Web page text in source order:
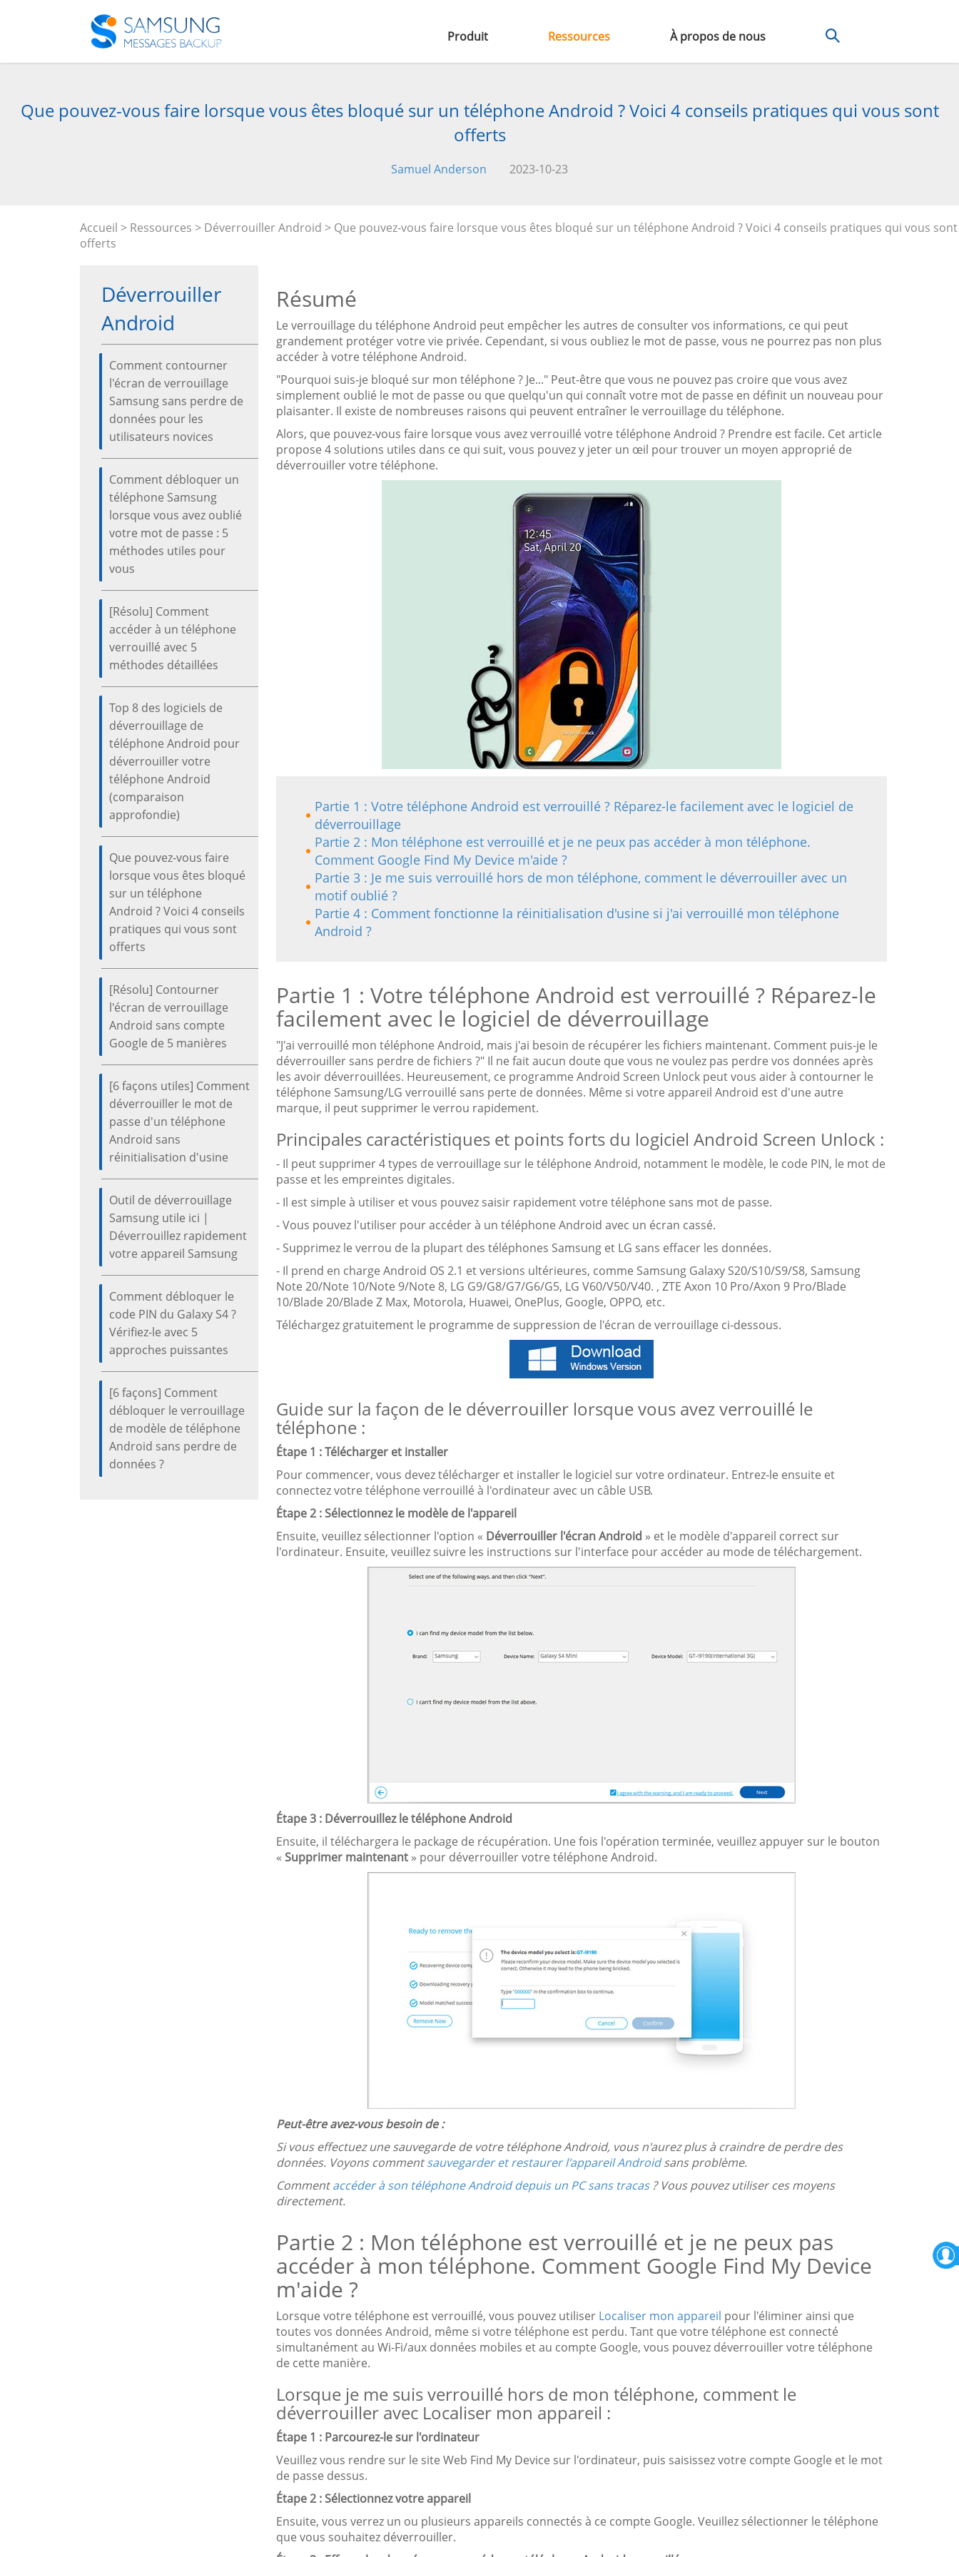
Produit Ressources À propos de nous
Que pouvez-vous faire lorsque vous êtes bloqué sur un téléphone Android ? Voici 4 conseils pratiques qui vous sont
offerts
Samuel Anderson 2023-10-23
Accueil > Ressources > Déverrouiller Android > Que pouvez-vous faire lorsque vous êtes bloqué sur un téléphone Android ? Voici 4 conseils pratiques qui vous sont
offerts
Déverrouiller
Android
Comment contourner
l'écran de verrouillage
Samsung sans perdre de
données pour les
utilisateurs novices
Comment débloquer un
téléphone Samsung
lorsque vous avez oublié
votre mot de passe : 5
méthodes utiles pour
vous
[Résolu] Comment
accéder à un téléphone
verrouillé avec 5
méthodes détaillées
Top 8 des logiciels de
déverrouillage de
téléphone Android pour
déverrouiller votre
téléphone Android
(comparaison
approfondie)
Que pouvez-vous faire
lorsque vous êtes bloqué
sur un téléphone
Android ? Voici 4 conseils
pratiques qui vous sont
offerts
[Résolu] Contourner
l'écran de verrouillage
Android sans compte
Google de 5 manières
[6 façons utiles] Comment
déverrouiller le mot de
passe d'un téléphone
Android sans
réinitialisation d'usine
Outil de déverrouillage
Samsung utile ici |
Déverrouillez rapidement
votre appareil Samsung
Comment débloquer le
code PIN du Galaxy S4 ?
Vérifiez-le avec 5
approches puissantes
[6 façons] Comment
débloquer le verrouillage
de modèle de téléphone
Android sans perdre de
données ?
Résumé
Le verrouillage du téléphone Android peut empêcher les autres de consulter vos informations, ce qui peut
grandement protéger votre vie privée. Cependant, si vous oubliez le mot de passe, vous ne pourrez pas non plus
accéder à votre téléphone Android.
"Pourquoi suis-je bloqué sur mon téléphone ? Je..." Peut-être que vous ne pouvez pas croire que vous avez
simplement oublié le mot de passe ou que quelqu'un qui connaît votre mot de passe en définit un nouveau pour
plaisanter. Il existe de nombreuses raisons qui peuvent entraîner le verrouillage du téléphone.
Alors, que pouvez-vous faire lorsque vous avez verrouillé votre téléphone Android ? Prendre est facile. Cet article
propose 4 solutions utiles dans ce qui suit, vous pouvez y jeter un œil pour trouver un moyen approprié de
déverrouiller votre téléphone.
Partie 1 : Votre téléphone Android est verrouillé ? Réparez-le facilement avec le logiciel de
déverrouillage
Partie 2 : Mon téléphone est verrouillé et je ne peux pas accéder à mon téléphone.
Comment Google Find My Device m'aide ?
Partie 3 : Je me suis verrouillé hors de mon téléphone, comment le déverrouiller avec un
motif oublié ?
Partie 4 : Comment fonctionne la réinitialisation d'usine si j'ai verrouillé mon téléphone
Android ?
Partie 1 : Votre téléphone Android est verrouillé ? Réparez-le
facilement avec le logiciel de déverrouillage
"J'ai verrouillé mon téléphone Android, mais j'ai besoin de récupérer les fichiers maintenant. Comment puis-je le
déverrouiller sans perdre de fichiers ?" Il ne fait aucun doute que vous ne voulez pas perdre vos données après
les avoir déverrouillées. Heureusement, ce programme Android Screen Unlock peut vous aider à contourner le
téléphone Samsung/LG verrouillé sans perte de données. Même si votre appareil Android est d'une autre
marque, il peut supprimer le verrou rapidement.
Principales caractéristiques et points forts du logiciel Android Screen Unlock :
- Il peut supprimer 4 types de verrouillage sur le téléphone Android, notamment le modèle, le code PIN, le mot de
passe et les empreintes digitales.
- Il est simple à utiliser et vous pouvez saisir rapidement votre téléphone sans mot de passe.
- Vous pouvez l'utiliser pour accéder à un téléphone Android avec un écran cassé.
- Supprimez le verrou de la plupart des téléphones Samsung et LG sans effacer les données.
- Il prend en charge Android OS 2.1 et versions ultérieures, comme Samsung Galaxy S20/S10/S9/S8, Samsung
Note 20/Note 10/Note 9/Note 8, LG G9/G8/G7/G6/G5, LG V60/V50/V40. , ZTE Axon 10 Pro/Axon 9 Pro/Blade
10/Blade 20/Blade Z Max, Motorola, Huawei, OnePlus, Google, OPPO, etc.
Téléchargez gratuitement le programme de suppression de l'écran de verrouillage ci-dessous.
Guide sur la façon de le déverrouiller lorsque vous avez verrouillé le
téléphone :
Étape 1 : Télécharger et installer
Pour commencer, vous devez télécharger et installer le logiciel sur votre ordinateur. Entrez-le ensuite et
connectez votre téléphone verrouillé à l'ordinateur avec un câble USB.
Étape 2 : Sélectionnez le modèle de l'appareil
Ensuite, veuillez sélectionner l'option « Déverrouiller l'écran Android » et le modèle d'appareil correct sur
l'ordinateur. Ensuite, veuillez suivre les instructions sur l'interface pour accéder au mode de téléchargement.
Étape 3 : Déverrouillez le téléphone Android
Ensuite, il téléchargera le package de récupération. Une fois l'opération terminée, veuillez appuyer sur le bouton
« Supprimer maintenant » pour déverrouiller votre téléphone Android.
Peut-être avez-vous besoin de :
Si vous effectuez une sauvegarde de votre téléphone Android, vous n'aurez plus à craindre de perdre des
données. Voyons commentsauvegarder et restaurer l'appareil Androidsans problème.
Commentaccéder à son téléphone Android depuis un PC sans tracas? Vous pouvez utiliser ces moyens
directement.
Partie 2 : Mon téléphone est verrouillé et je ne peux pas
accéder à mon téléphone. Comment Google Find My Device
m'aide ?
Lorsque votre téléphone est verrouillé, vous pouvez utiliser Localiser mon appareil pour l'éliminer ainsi que
toutes vos données Android, même si votre téléphone est perdu. Tant que votre téléphone est connecté
simultanément au Wi-Fi/aux données mobiles et au compte Google, vous pouvez déverrouiller votre téléphone
de cette manière.
Lorsque je me suis verrouillé hors de mon téléphone, comment le
déverrouiller avec Localiser mon appareil :
Étape 1 : Parcourez-le sur l'ordinateur
Veuillez vous rendre sur le site Web Find My Device sur l'ordinateur, puis saisissez votre compte Google et le mot
de passe dessus.
Étape 2 : Sélectionnez votre appareil
Ensuite, vous verrez un ou plusieurs appareils connectés à ce compte Google. Veuillez sélectionner le téléphone
que vous souhaitez déverrouiller.